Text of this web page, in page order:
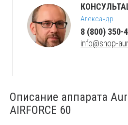
Александр
8 (800) 350-
info@shop-
Описание аппарата
AIRFORCE 60